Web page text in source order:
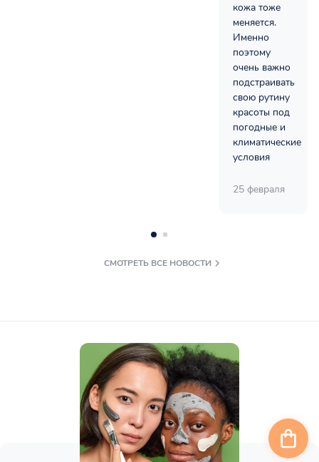
кожа тоже
меняется.
Именно
поэтому
очень важно
подстраивать
свою рутину
красоты под
погодные и
климатические
условия
25 февраля
СМОТРЕТЬ ВСЕ НОВОСТИ